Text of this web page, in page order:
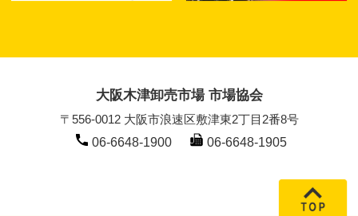
大阪木津卸売市場 市場協会
〒556-0012 大阪市浪速区敷津東2丁目2番8号
06-6648-1900
06-6648-1905